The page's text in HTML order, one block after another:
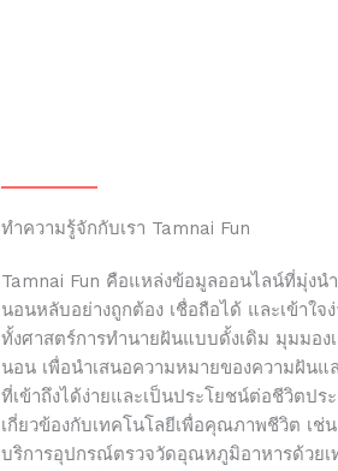
ทำความรู้จักกับเรา Tamnai Fun
Tamnai Fun คือแหล่งข้อมูลออนไลน์ที่มุ่งน
นอนหลับอย่างถูกต้อง เชื่อถือได้ และเข้าใ
ทั้งศาสตร์การทำนายฝันแบบดั้งเดิม มุมมอ
นอน เพื่อนำเสนอความหมายของความฝั
ที่เข้าถึงได้ง่ายและเป็นประโยชน์ต่อชีวิตป
เกี่ยวข้องกับเทคโนโลยีเพื่อคุณภาพชีวิต เช่
บริการอุปกรณ์ตรวจวัดอุณหภูมิอาหารด้วยเ